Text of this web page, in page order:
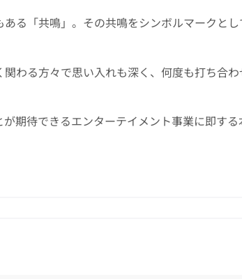
る「共鳴」。その共鳴をシンボルマークと
わる方々で思い入れも深く、何度も打ち合
期待できるエンターテイメント事業に即する